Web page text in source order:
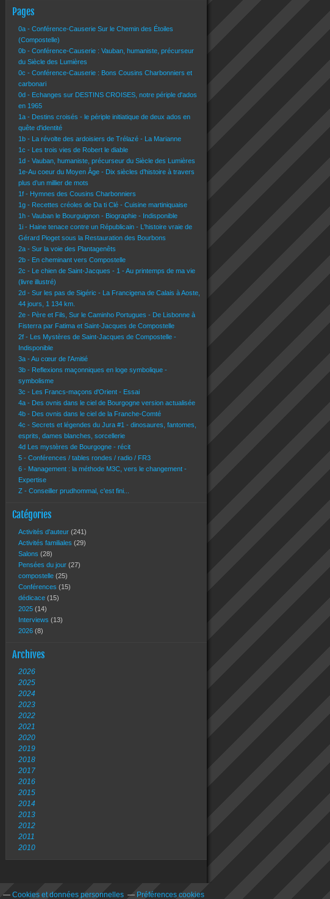
Pages
0a - Conférence-Causerie Sur le Chemin des Étoiles
(Compostelle)
0b - Conférence-Causerie : Vauban, humaniste, précurseur
du Siècle des Lumières
0c - Conférence-Causerie : Bons Cousins Charbonniers et
carbonari
0d - Echanges sur DESTINS CROISES, notre périple d'ados
en 1965
1a - Destins croisés - le périple initiatique de deux ados en
quête d'identité
1b - La révolte des ardoisiers de Trélazé - La Marianne
1c - Les trois vies de Robert le diable
1d - Vauban, humaniste, précurseur du Siècle des Lumières
1e-Au coeur du Moyen Âge - Dix siècles d’histoire à travers
plus d’un millier de mots
1f - Hymnes des Cousins Charbonniers
1g - Recettes créoles de Da ti Clé - Cuisine martiniquaise
1h - Vauban le Bourguignon - Biographie - Indisponible
1i - Haine tenace contre un Républicain - L'histoire vraie de
Gérard Pioget sous la Restauration des Bourbons
2a - Sur la voie des Plantagenêts
2b - En cheminant vers Compostelle
2c - Le chien de Saint-Jacques - 1 - Au printemps de ma vie
(livre illustré)
2d - Sur les pas de Sigéric - La Francigena de Calais à Aoste,
44 jours, 1 134 km.
2e - Père et Fils, Sur le Caminho Portugues - De Lisbonne à
Fisterra par Fatima et Saint-Jacques de Compostelle
2f - Les Mystères de Saint-Jacques de Compostelle -
Indisponible
3a - Au cœur de l'Amitié
3b - Reflexions maçonniques en loge symbolique -
symbolisme
3c - Les Francs-maçons d'Orient - Essai
4a - Des ovnis dans le ciel de Bourgogne version actualisée
4b - Des ovnis dans le ciel de la Franche-Comté
4c - Secrets et légendes du Jura #1 - dinosaures, fantomes,
esprits, dames blanches, sorcellerie
4d Les mystères de Bourgogne - récit
5 - Conférences / tables rondes / radio / FR3
6 - Management : la méthode M3C, vers le changement -
Expertise
Z - Conseiller prudhommal, c'est fini...
Catégories
Activités d'auteur (241)
Activités familiales (29)
Salons (28)
Pensées du jour (27)
compostelle (25)
Conférences (15)
dédicace (15)
2025 (14)
Interviews (13)
2026 (8)
Archives
2026
2025
2024
2023
2022
2021
2020
2019
2018
2017
2016
2015
2014
2013
2012
2011
2010
Cookies et données personnelles Préférences cookies